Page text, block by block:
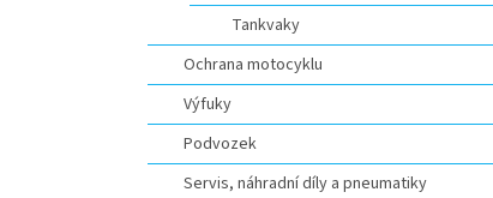
Tankvaky
Ochrana motocyklu
Výfuky
Podvozek
Servis, náhradní díly a pneumatiky